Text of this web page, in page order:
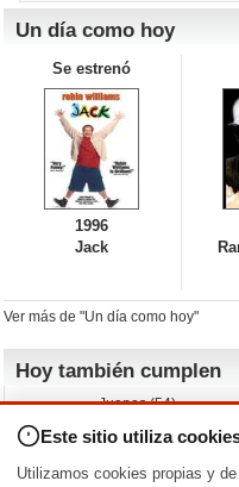
Un día como hoy
Se estrenó
1996
Jack
Ver más de "Un día como hoy"
Hoy también cumplen
Juanes (54)
Jessica Capshaw (50)
Sam Elliott (82)
Este sitio utiliza
Utilizamos cookies propias y